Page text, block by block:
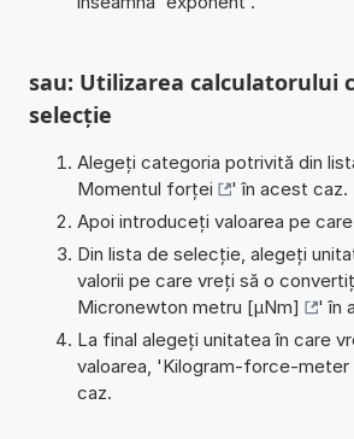
sau: Utilizarea calculatorului
selecție
Alegeți categoria potrivită din
Momentul forței
' în acest caz.
Apoi introduceți valoarea pe
Din lista de selecție, alegeți
valorii pe care vreți să o
Micronewton metru [µNm]
' în
La final alegeți unitatea în care
valoarea, 'Kilogram-force-
caz.